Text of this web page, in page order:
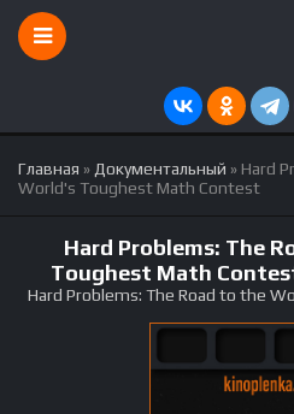
Главная » Документальный » Hard
World's Toughest Math Contest
Hard Problems: The
Toughest Math
Hard Problems: The Road to the